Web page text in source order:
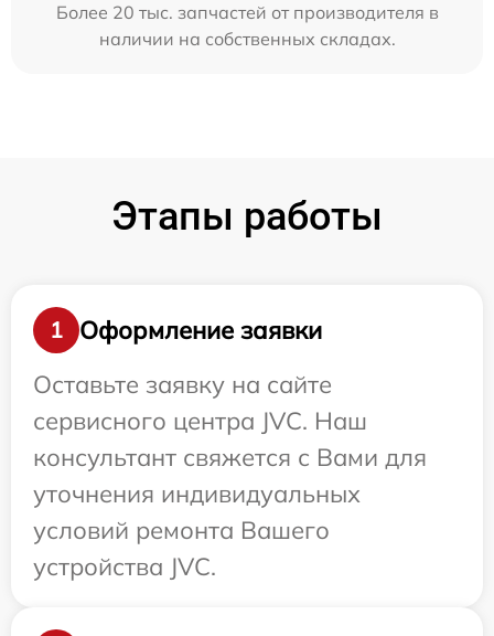
Более 20 тыс. запчастей от производителя в
наличии на собственных складах.
Этапы работы
1
Оформление заявки
Оставьте заявку на сайте
сервисного центра JVC. Наш
консультант свяжется с Вами для
уточнения индивидуальных
условий ремонта Вашего
устройства JVC.